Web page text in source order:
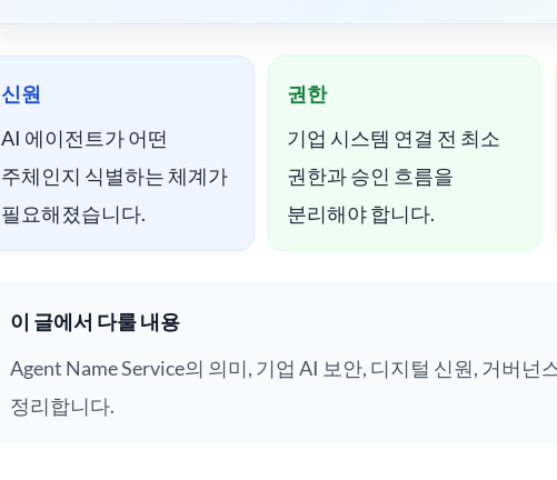
신원
AI 에이전트가 어떤
주체인지 식별하는 체계가
필요해졌습니다.
권한
기업 시스템 연결 전 최소
권한과 승인 흐름을
분리해야 합니다.
이 글에서 다룰 내용
Agent Name Service의 의미, 기업 AI 보안, 디지털 신원, 거버넌
정리합니다.